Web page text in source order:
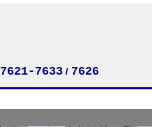
7621-7633 / 7626